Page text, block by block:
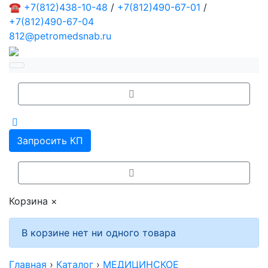
☎ +7(812)438-10-48 / +7(812)490-67-01 /
+7(812)490-67-04
812@petromedsnab.ru
Запросить КП
Корзина ×
В корзине нет ни одного товара
Главная › Каталог › МЕДИЦИНСКОЕ